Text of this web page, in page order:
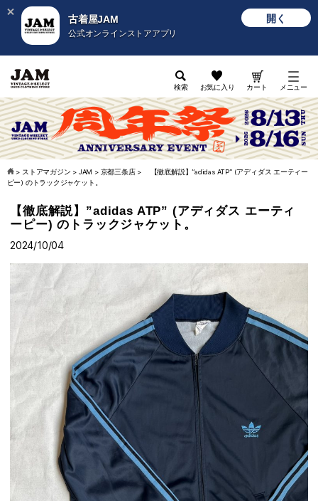
古着屋JAM
公式オンラインストアアプリ
開く
検索 お気に入り カート メニュー
> ストアマガジン > JAM > 京都三条店>
【徹底解説】”adidas ATP” (アディダス エーティー
ピー) のトラックジャケット。
【徹底解説】”adidas ATP” (アディダス エーティ
ーピー) のトラックジャケット。
2024/10/04